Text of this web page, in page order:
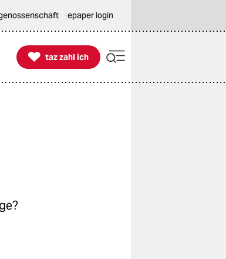
epaper login

taz zahl ich
taz zahl ich